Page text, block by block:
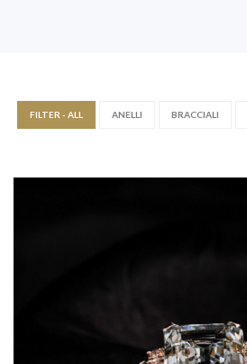
FILTER - ALL ANELLI BRACCIALI